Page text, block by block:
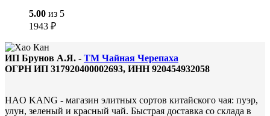
5.00 из 5
1943 ₽
ИП Брунов А.Я. - ТМ Чайная Черепаха
ОГРН ИП 317920400002693, ИНН 920454932058
HAO KANG - магазин элитных сортов китайского чая: пуэр,
улун, зеленый и красный чай. Быстрая доставка со склада в